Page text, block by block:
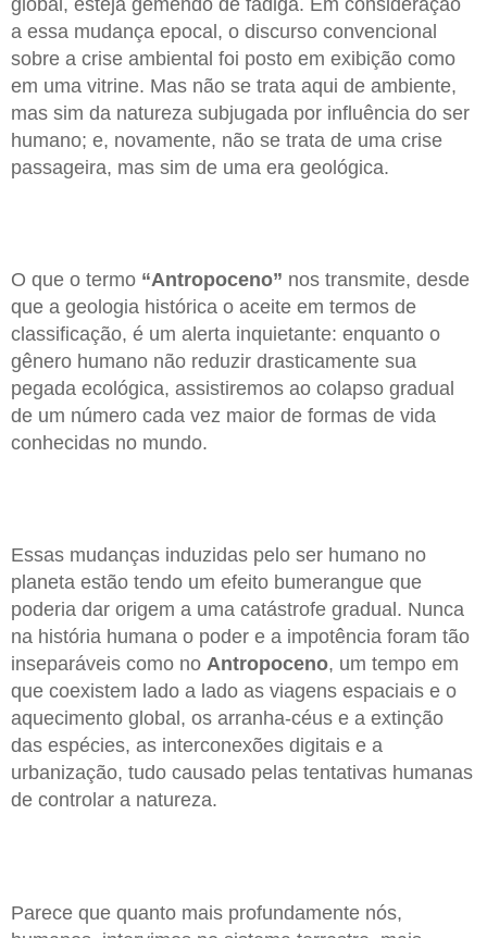
a essa mudança epocal, o discurso convencional
sobre a crise ambiental foi posto em exibição como
em uma vitrine. Mas não se trata aqui de ambiente,
mas sim da natureza subjugada por influência do ser
humano; e, novamente, não se trata de uma crise
passageira, mas sim de uma era geológica.
O que o termo “Antropoceno” nos transmite, desde
que a geologia histórica o aceite em termos de
classificação, é um alerta inquietante: enquanto o
gênero humano não reduzir drasticamente sua
pegada ecológica, assistiremos ao colapso gradual
de um número cada vez maior de formas de vida
conhecidas no mundo.
Essas mudanças induzidas pelo ser humano no
planeta estão tendo um efeito bumerangue que
poderia dar origem a uma catástrofe gradual. Nunca
na história humana o poder e a impotência foram tão
inseparáveis como no Antropoceno, um tempo em
que coexistem lado a lado as viagens espaciais e o
aquecimento global, os arranha-céus e a extinção
das espécies, as interconexões digitais e a
urbanização, tudo causado pelas tentativas humanas
de controlar a natureza.
Parece que quanto mais profundamente nós,